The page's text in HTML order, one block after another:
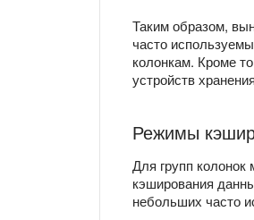
Таким образом,
часто
колонкам. Кроме
устройств
Режимы
Для групп
кэширования
небольших часто